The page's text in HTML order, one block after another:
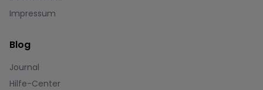
Impressum
Blog
Journal
Hilfe-Center